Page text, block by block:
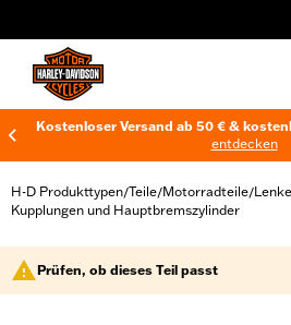
Kostenloser Versand ab 50 € &
entdecken
H-D Produkttypen/Teile/Motorradteile/
Kupplungen und Hauptbremszylinder
Prüfen, ob dieses Teil passt